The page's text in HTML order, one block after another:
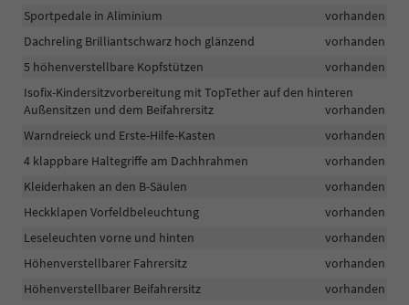
Sportpedale in Aliminium
vorhanden
Dachreling Brilliantschwarz hoch glänzend
vorhanden
5 höhenverstellbare Kopfstützen
vorhanden
Isofix-Kindersitzvorbereitung mit TopTether auf den hinteren
Außensitzen und dem Beifahrersitz
vorhanden
Warndreieck und Erste-Hilfe-Kasten
vorhanden
4 klappbare Haltegriffe am Dachhrahmen
vorhanden
Kleiderhaken an den B-Säulen
vorhanden
Heckklapen Vorfeldbeleuchtung
vorhanden
Leseleuchten vorne und hinten
vorhanden
Höhenverstellbarer Fahrersitz
vorhanden
Höhenverstellbarer Beifahrersitz
vorhanden